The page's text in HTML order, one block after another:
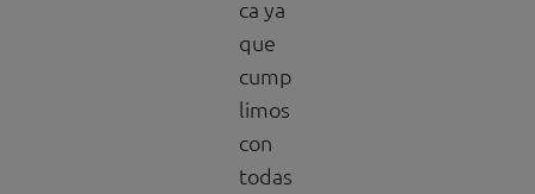
ca ya
que
cump
limos
con
todas